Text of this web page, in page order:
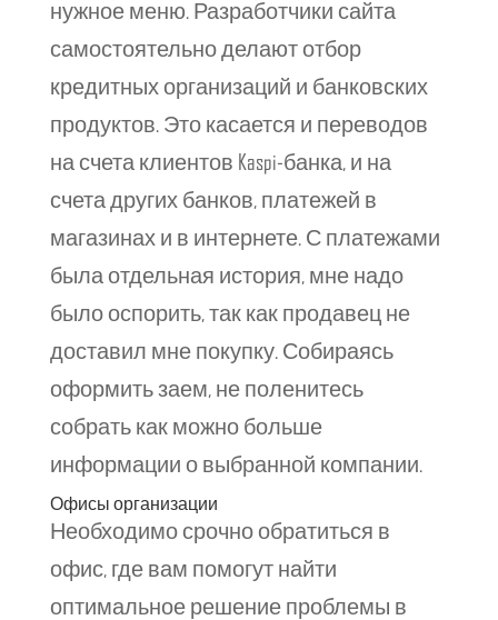
нужное меню. Разработчики сайта
самостоятельно делают отбор
кредитных организаций и банковских
продуктов. Это касается и переводов
на счета клиентов Kaspi-банка, и на
счета других банков, платежей в
магазинах и в интернете. С платежами
была отдельная история, мне надо
было оспорить, так как продавец не
доставил мне покупку. Собираясь
оформить заем, не поленитесь
собрать как можно больше
информации о выбранной компании.
Офисы организации
Необходимо срочно обратиться в
офис, где вам помогут найти
оптимальное решение проблемы в